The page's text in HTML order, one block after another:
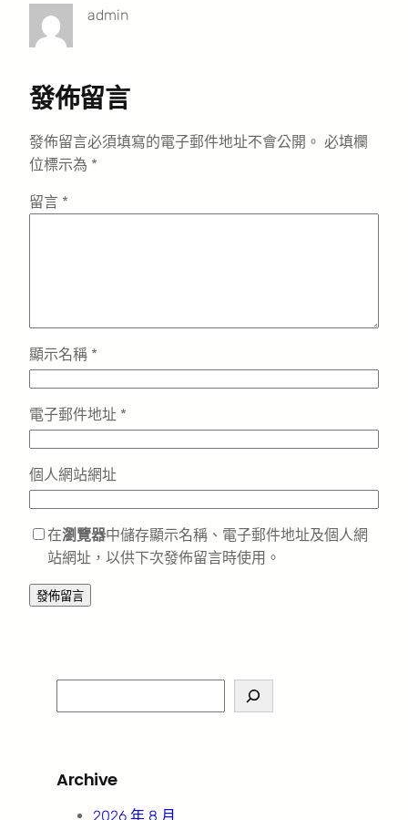
admin
發佈留言
發佈留言必須填寫的電子郵件地址不會公開。 必填欄
位標示為 *
留言 *
顯示名稱 *
電子郵件地址 *
個人網站網址
在瀏覽器中儲存顯示名稱、電子郵件地址及個人網
站網址，以供下次發佈留言時使用。
e
c
Archive
2026 年 8 月